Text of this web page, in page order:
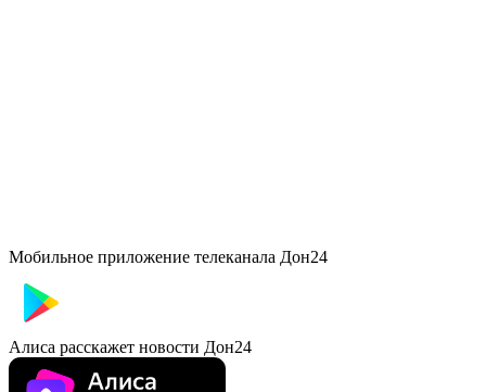
Мобильное приложение телеканала Дон24
Алиса расскажет новости Дон24